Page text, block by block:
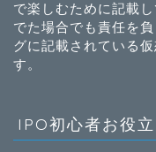
で楽しむために記載
でた場合でも責任を
グに記載されている
す。
IPO初心者お役